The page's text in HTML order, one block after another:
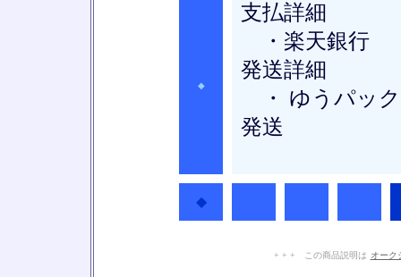
支払詳細
・楽天銀行
発送詳細
・ ゆうパッ
発送
◆
◆
+ + + この商品説明は オーク